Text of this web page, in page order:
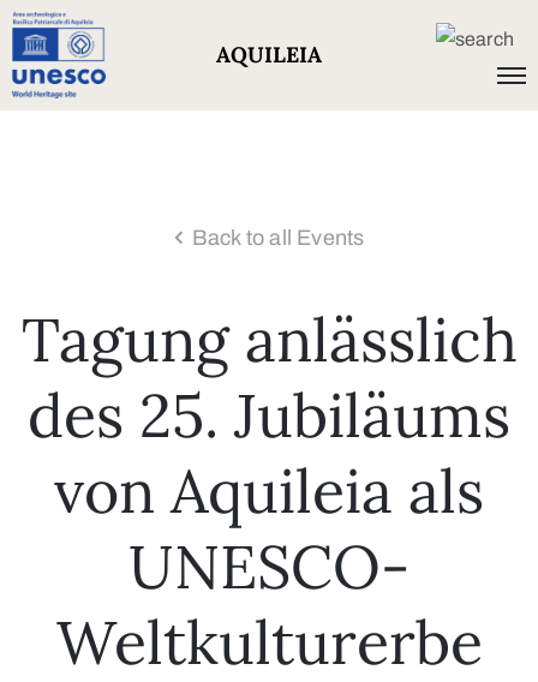
AQUILEIA
Back to all Events
Tagung anlässlich
des 25. Jubiläums
von Aquileia als
UNESCO-
Weltkulturerbe